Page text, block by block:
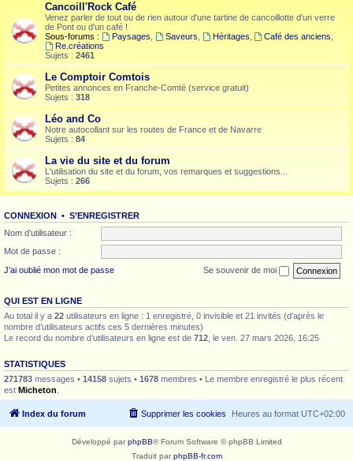
Cancoill'Rock Café
Venez parler de tout ou de rien autour d'une tartine de cancoillotte d'un verre
de Pont ou d'un café !
Sous-forums :
Paysages Saveurs Héritages Café des anciens
Re.créations
Sujets : 2461
Le Comptoir Comtois
Petites annonces en Franche-Comté (service gratuit)
Sujets : 318
Léo and Co
Notre autocollant sur les routes de France et de Navarre
Sujets : 84
La vie du site et du forum
L'utilisation du site et du forum, vos remarques et suggestions...
Sujets : 266
CONNEXION • S’ENREGISTRER
Nom d’utilisateur :
Mot de passe :
J’ai oublié mon mot de passe
Se souvenir de moi
QUI EST EN LIGNE
Au total il y a 22 utilisateurs en ligne : 1 enregistré, 0 invisible et 21 invités (d’après le
nombre d’utilisateurs actifs ces 5 dernières minutes)
Le record du nombre d’utilisateurs en ligne est de 712 , le ven. 27 mars 2026, 16:25
STATISTIQUES
271783 messages • 14158 sujets • 1678 membres • Le membre enregistré le plus récent
est Micheton
Index du forum Heures au format UTC+02:00
Supprimer les cookies
Développé parphpBB® Forum Software © phpBB Limited
Traduit parphpBB-fr.com